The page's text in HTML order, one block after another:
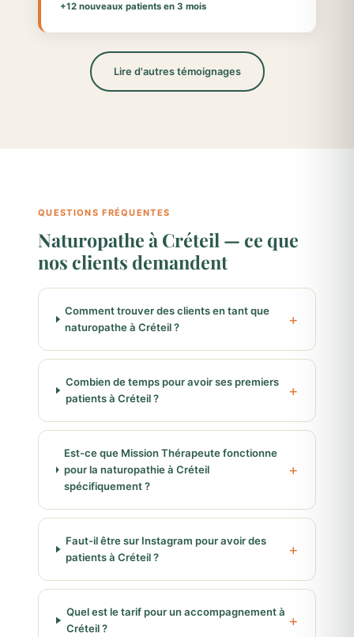
+12 nouveaux patients en 3 mois
Lire d'autres témoignages
QUESTIONS FRÉQUENTES
Naturopathe à Créteil — ce que
nos clients demandent
Comment trouver des clients en tant que
naturopathe à Créteil ?
Combien de temps pour avoir ses premiers
patients à Créteil ?
Est-ce que Mission Thérapeute fonctionne
pour la naturopathie à Créteil
spécifiquement ?
Faut-il être sur Instagram pour avoir des
patients à Créteil ?
Quel est le tarif pour un accompagnement à
Créteil ?